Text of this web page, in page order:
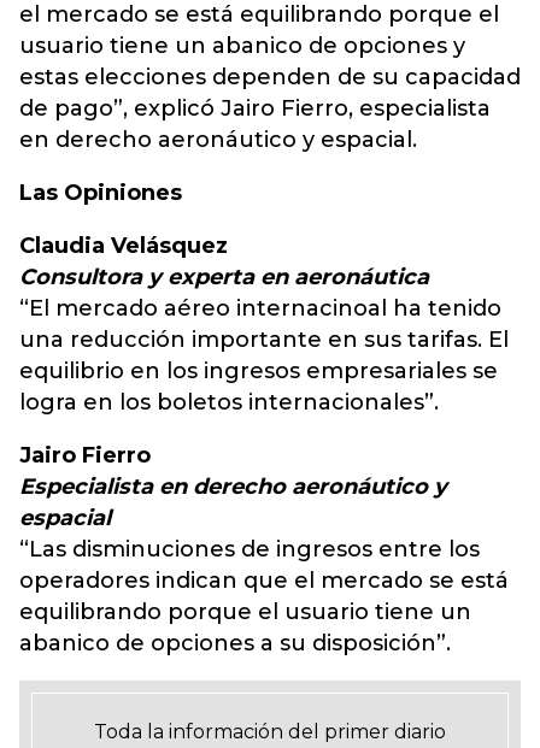
el mercado se está equilibrando porque el
usuario tiene un abanico de opciones y
estas elecciones dependen de su capacidad
de pago”, explicó Jairo Fierro, especialista
en derecho aeronáutico y espacial.
Las Opiniones
Claudia Velásquez
Consultora y experta en aeronáutica
“El mercado aéreo internacinoal ha tenido
una reducción importante en sus tarifas. El
equilibrio en los ingresos empresariales se
logra en los boletos internacionales”.
Jairo Fierro
Especialista en derecho aeronáutico y
espacial
“Las disminuciones de ingresos entre los
operadores indican que el mercado se está
equilibrando porque el usuario tiene un
abanico de opciones a su disposición”.
Toda la información del primer diario